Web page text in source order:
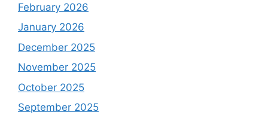
February 2026
January 2026
December 2025
November 2025
October 2025
September 2025